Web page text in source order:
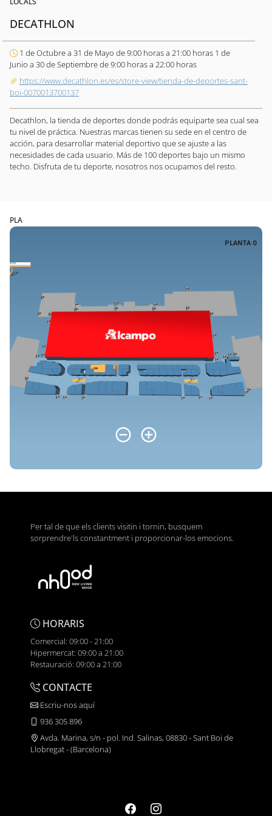
DECATHLON
1 de Octubre a 31 de Mayo de 9:00 horas a 21:00 horas 1 de
Junio a 30 de Septiembre de 9:00 horas a 22:00 horas
https://www.decathlon.es/es/store-view/tienda-de-deportes-sant-
boi-0070013700137
Decathlon, la tienda de deportes donde podrás equiparte sea cual sea
tu nivel de práctica. Nuestras marcas tienen su sede en el centro de
acción, para desarrollar material deportivo que se ajuste a las
necesidades de cada usuario. Más de 100 deportes bajo un mismo
techo. Disfruta de tu deporte, nosotros nos ocupamos del resto.
PLA
Per tal de que els clients visitin i tornin, busquem
sorprendre'ls constantment i proporcionar-los emocions.
HORARIS
Comercial: 09:00 - 21:00
Hipermercat: 09:00 a 21:00
Restauració: 09:00 a 21:00
CONTACTE
Escriu-nos aquí
936 305 896
Avda. Marina, s/n - pol. Ind. Salinas, 08830 - Sant Boi de
Llobregat - (Barcelona)